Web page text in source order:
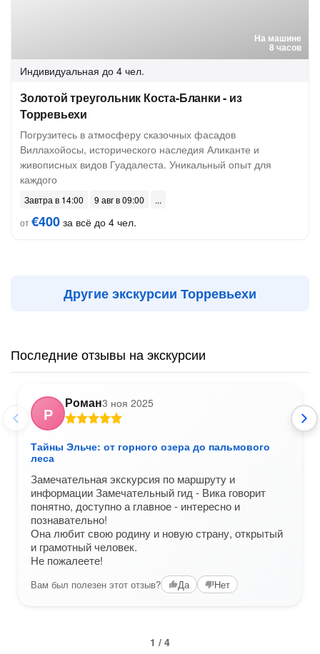
На машине
8 часов
Индивидуальная до 4 чел.
Золотой треугольник Коста-Бланки - из
Торревьехи
Погрузитесь в атмосферу сказочных фасадов
Виллахойосы, исторического наследия Аликанте и
живописных видов Гуадалеста. Уникальный опыт для
каждого
Завтра в 14:00
9 авг в 09:00
от€400 за всё до 4 чел.
Другие экскурсии Торревьехи
Последние отзывы на экскурсии
Р
Роман3 ноя 2025
Тайны Эльче: от горного озера до пальмового
леса
Замечательная экскурсия по маршруту и
информации Замечательный гид - Вика говорит
понятно, доступно а главное - интересно и
познавательно!
Она любит свою родину и новую страну, открытый
и грамотный человек.
Не пожалеете!
Вам был полезен этот отзыв? Да Нет
1 / 4